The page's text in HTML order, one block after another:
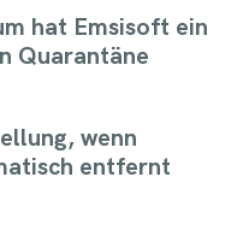
hat Emsisoft ein
Quarantäne
wenn
entfernt